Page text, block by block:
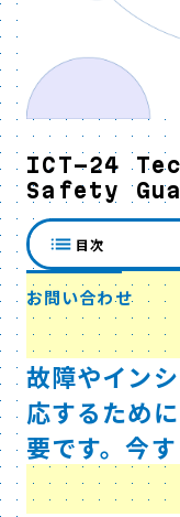
ICT-24
Safety
お問い合わせ
故障やイン
応するため
要です。今
目次